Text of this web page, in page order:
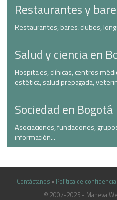
Restaurantes y
Restaurantes, bares, clubes,
Salud y ciencia en
Hospitales, clínicas, centros
estética, salud prepagada,
Sociedad en Bogotá
Asociaciones, fundaciones,
información...
Contáctanos • Política de
© 2007-2026 - Maneva